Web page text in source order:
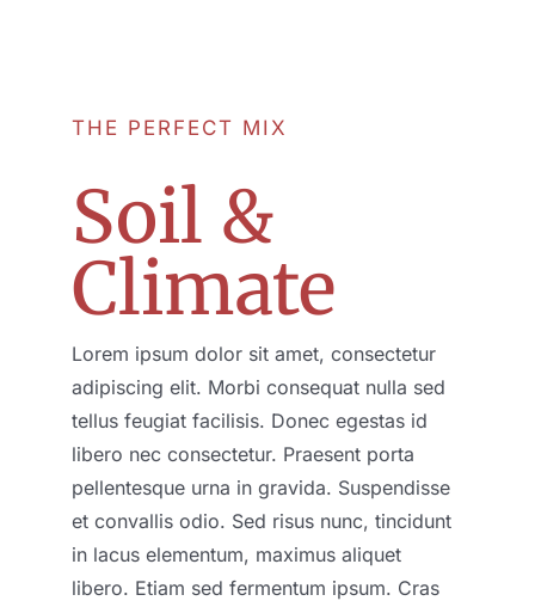
THE PERFECT MIX
Soil &
Climate
Lorem ipsum dolor sit amet, consectetur
adipiscing elit. Morbi consequat nulla sed
tellus feugiat facilisis. Donec egestas id
libero nec consectetur. Praesent porta
pellentesque urna in gravida. Suspendisse
et convallis odio. Sed risus nunc, tincidunt
in lacus elementum, maximus aliquet
libero. Etiam sed fermentum ipsum. Cras